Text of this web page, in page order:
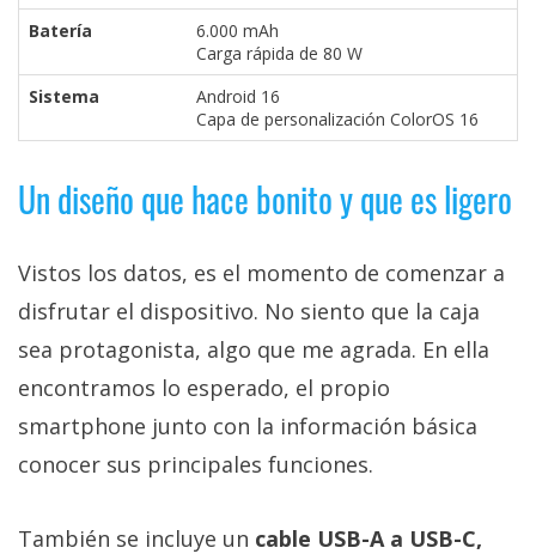
Batería
6.000 mAh
Carga rápida de 80 W
Sistema
Android 16
Capa de personalización ColorOS 16
Un diseño que hace bonito y que es ligero
Vistos los datos, es el momento de comenzar a
disfrutar el dispositivo. No siento que la caja
sea protagonista, algo que me agrada. En ella
encontramos lo esperado, el propio
smartphone junto con la información básica
conocer sus principales funciones.
También se incluye un cable USB-A a USB-C,